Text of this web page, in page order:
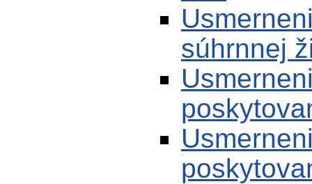
súhrnnej